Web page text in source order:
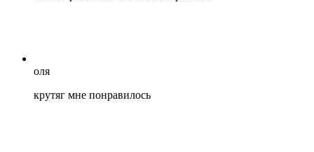
оля
крутяг мне понравилось